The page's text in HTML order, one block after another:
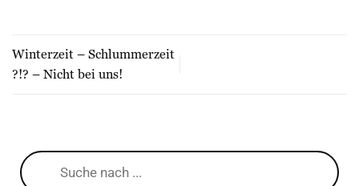
Winterzeit – Schlummerzeit
?!? – Nicht bei uns!
Products
search